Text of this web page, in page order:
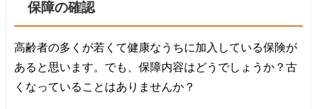
保障の確認
高齢者の多くが若くて健康なうちに加入している保険が
あると思います。でも、保障内容はどうでしょうか？古
くなっていることはありませんか？